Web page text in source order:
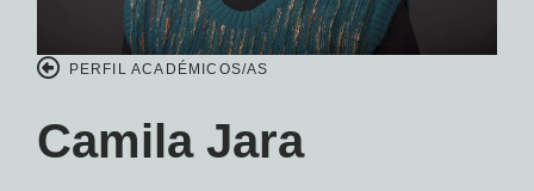
PERFIL ACADÉMICOS/AS
Camila Jara